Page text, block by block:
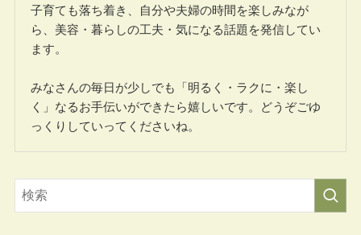
子育ても落ち着き、自分や夫婦の時間を楽しみなが
ら、美容・暮らしの工夫・気になる話題を発信してい
ます。
みなさんの毎日が少しでも「明るく・ラクに・楽し
く」なるお手伝いができたら嬉しいです。どうぞごゆ
っくりしていってくださいね。